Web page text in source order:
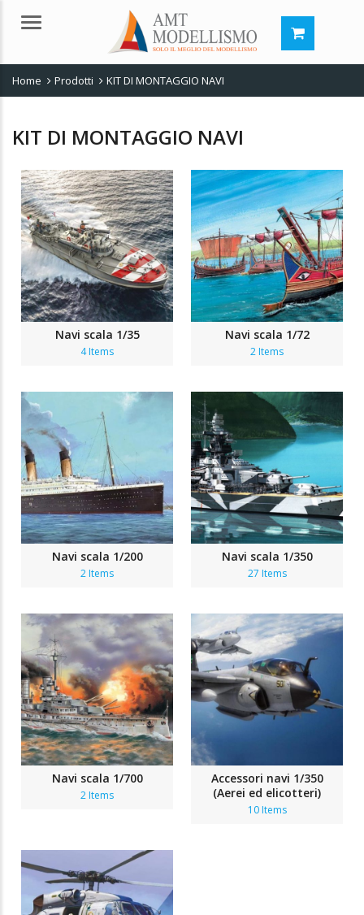
Menu
Home Prodotti KIT DI MONTAGGIO NAVI
KIT DI MONTAGGIO NAVI
Navi scala 1/35
4 Items
Navi scala 1/72
2 Items
Navi scala 1/200
2 Items
Navi scala 1/350
27 Items
Navi scala 1/700
2 Items
Accessori navi 1/350
(Aerei ed elicotteri)
10 Items